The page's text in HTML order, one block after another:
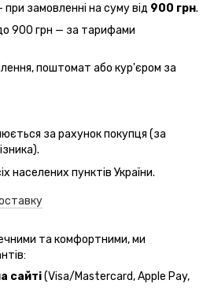
при замовленні на суму від 900 грн.
900 грн — за тарифами
поштомат або кур'єром за
за рахунок покупця (за
населених пунктів України.
та комфортними, ми
сайті(Visa/Mastercard, Apple Pay,